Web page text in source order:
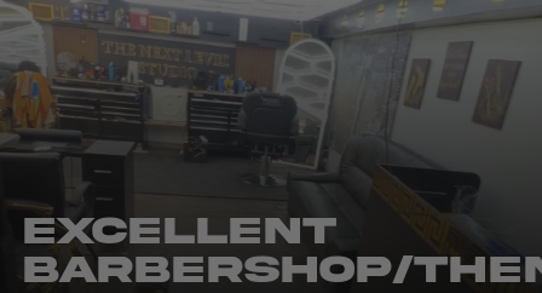
Excellent
barbershop/